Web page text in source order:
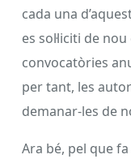
cada una
es sol·liciti de
convocatòries
per tant, les
demanar-les de
Ara bé, pel que fa